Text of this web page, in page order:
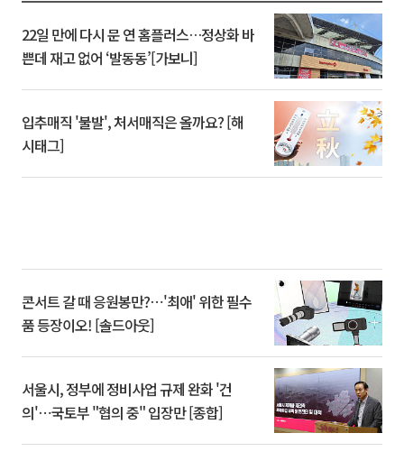
22일 만에 다시 문 연 홈플러스…정상화 바
쁜데 재고 없어 ‘발동동’[가보니]
입추매직 '불발', 처서매직은 올까요? [해
시태그]
콘서트 갈 때 응원봉만?⋯'최애' 위한 필수
품 등장이오! [솔드아웃]
서울시, 정부에 정비사업 규제 완화 '건
의'⋯국토부 "협의 중" 입장만 [종합]